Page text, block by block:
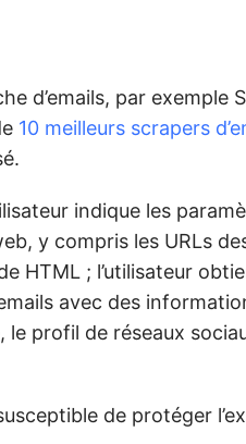
d’emails, par exemple
10 meilleurs scrapers
indique les
y compris les URLs
HTML ; l’utilisateur
avec des
profil de réseaux
de protéger